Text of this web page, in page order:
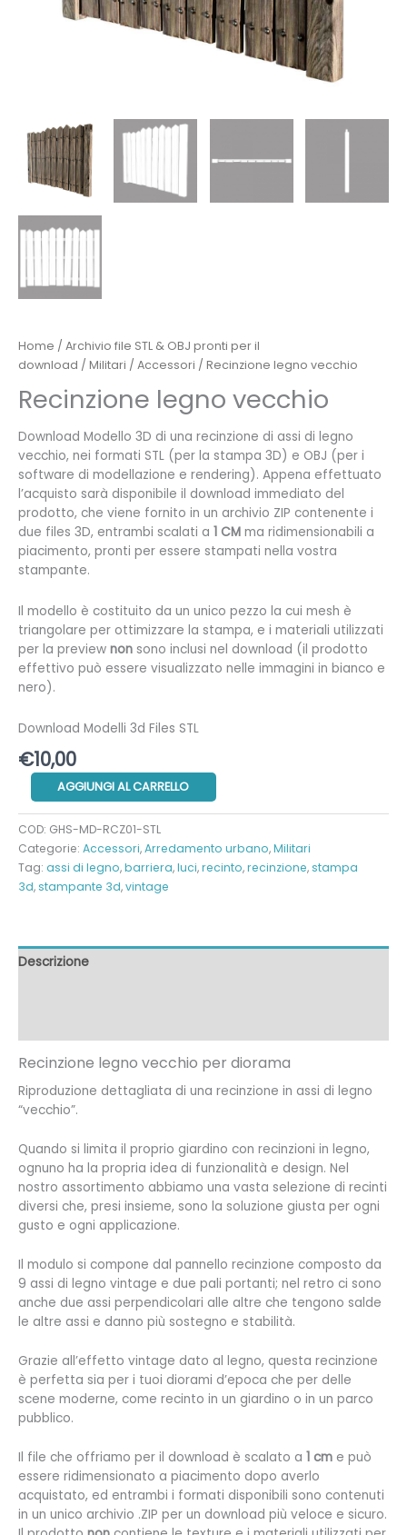
Home / Archivio file STL & OBJ pronti per il
download / Militari / Accessori / Recinzione legno vecchio
Recinzione legno vecchio
Download Modello 3D di una recinzione di assi di legno
vecchio, nei formati STL (per la stampa 3D) e OBJ (per i
software di modellazione e rendering). Appena effettuato
l’acquisto sarà disponibile il download immediato del
prodotto, che viene fornito in un archivio ZIP contenente i
due files 3D, entrambi scalati a 1 CM ma ridimensionabili a
piacimento, pronti per essere stampati nella vostra
stampante.
Il modello è costituito da un unico pezzo la cui mesh è
triangolare per ottimizzare la stampa, e i materiali utilizzati
per la preview non sono inclusi nel download (il prodotto
effettivo può essere visualizzato nelle immagini in bianco e
nero).
Download Modelli 3d Files STL
€10,00
Recinzione
legno
vecchio
quantità
AGGIUNGI AL CARRELLO
COD: GHS-MD-RCZ01-STL
Categorie: Accessori,Arredamento urbano,Militari
Tag: assi di legno,barriera,luci,recinto,recinzione,stampa
3d,stampante 3d,vintage
Descrizione
Recinzione legno vecchio per diorama
Riproduzione dettagliata di una recinzione in assi di legno
“vecchio”.
Quando si limita il proprio giardino con recinzioni in legno,
ognuno ha la propria idea di funzionalità e design. Nel
nostro assortimento abbiamo una vasta selezione di recinti
diversi che, presi insieme, sono la soluzione giusta per ogni
gusto e ogni applicazione.
Il modulo si compone dal pannello recinzione composto da
9 assi di legno vintage e due pali portanti; nel retro ci sono
anche due assi perpendicolari alle altre che tengono salde
le altre assi e danno più sostegno e stabilità.
Grazie all’effetto vintage dato al legno, questa recinzione
è perfetta sia per i tuoi diorami d’epoca che per delle
scene moderne, come recinto in un giardino o in un parco
pubblico.
Il file che offriamo per il download è scalato a 1 cm e può
essere ridimensionato a piacimento dopo averlo
acquistato, ed entrambi i formati disponibili sono contenuti
in un unico archivio .ZIP per un download più veloce e sicuro.